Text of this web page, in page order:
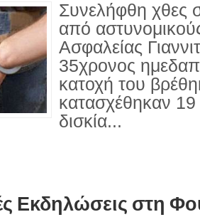
Συνελήφθη χθες
από
Ασφαλείας
35χρονος
κατοχή του
κατασχέθηκαν
δισκία...
Εκδηλώσεις στη